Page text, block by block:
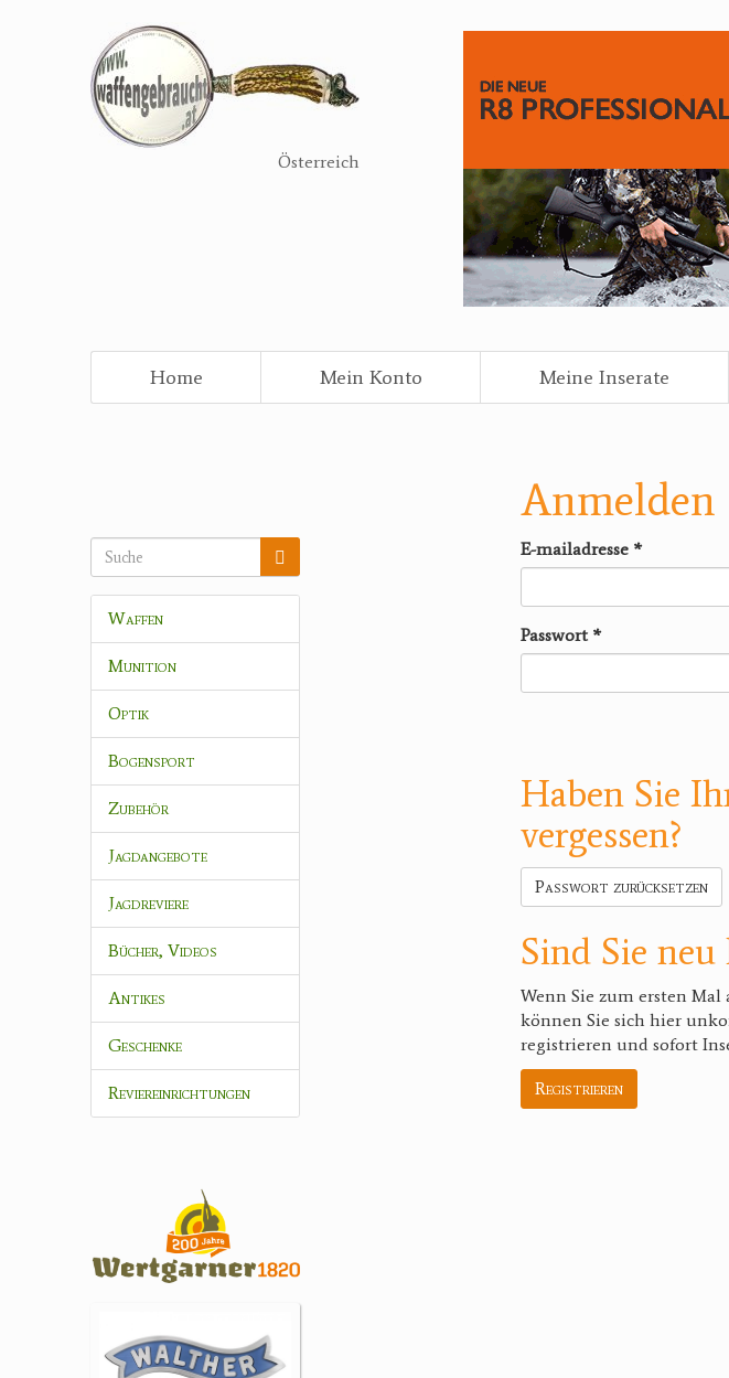
Österreich
Home
Mein Konto Meine Inserate
Waffen
Munition
Optik
Bogensport
Zubehör
Jagdangebote
Jagdreviere
Bücher, Videos
Antikes
Geschenke
Reviereinrichtungen
Anmelden
E-mailadresse *
Passwort *
Haben Sie
vergessen?
Passwort zurücksetzen
Sind Sie neu
Wenn Sie zum ersten
können Sie sich hier
registrieren und sofort
Registrieren